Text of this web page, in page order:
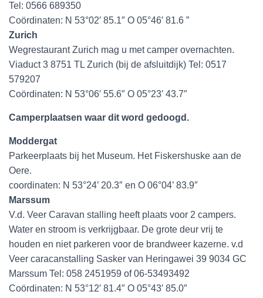
Tel: 0566 689350
Coördinaten: N 53°02′ 85.1″ O 05°46′ 81.6 ”
Zurich
Wegrestaurant Zurich mag u met camper overnachten.
Viaduct 3 8751 TL Zurich (bij de afsluitdijk) Tel: 0517
579207
Coördinaten: N 53°06′ 55.6″ O 05°23′ 43.7″
Camperplaatsen waar dit word gedoogd.
Moddergat
Parkeerplaats bij het Museum. Het Fiskershuske aan de
Oere.
coordinaten: N 53°24’ 20.3″ en O 06°04’ 83.9″
Marssum
V.d. Veer Caravan stalling heeft plaats voor 2 campers.
Water en stroom is verkrijgbaar. De grote deur vrij te
houden en niet parkeren voor de brandweer kazerne. v.d
Veer caracanstalling Sasker van Heringawei 39 9034 GC
Marssum Tel: 058 2451959 of 06-53493492
Coördinaten: N 53°12′ 81.4″ O 05°43′ 85.0″